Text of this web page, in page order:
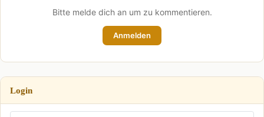
Bitte melde dich an um zu kommentieren.
Anmelden
Login